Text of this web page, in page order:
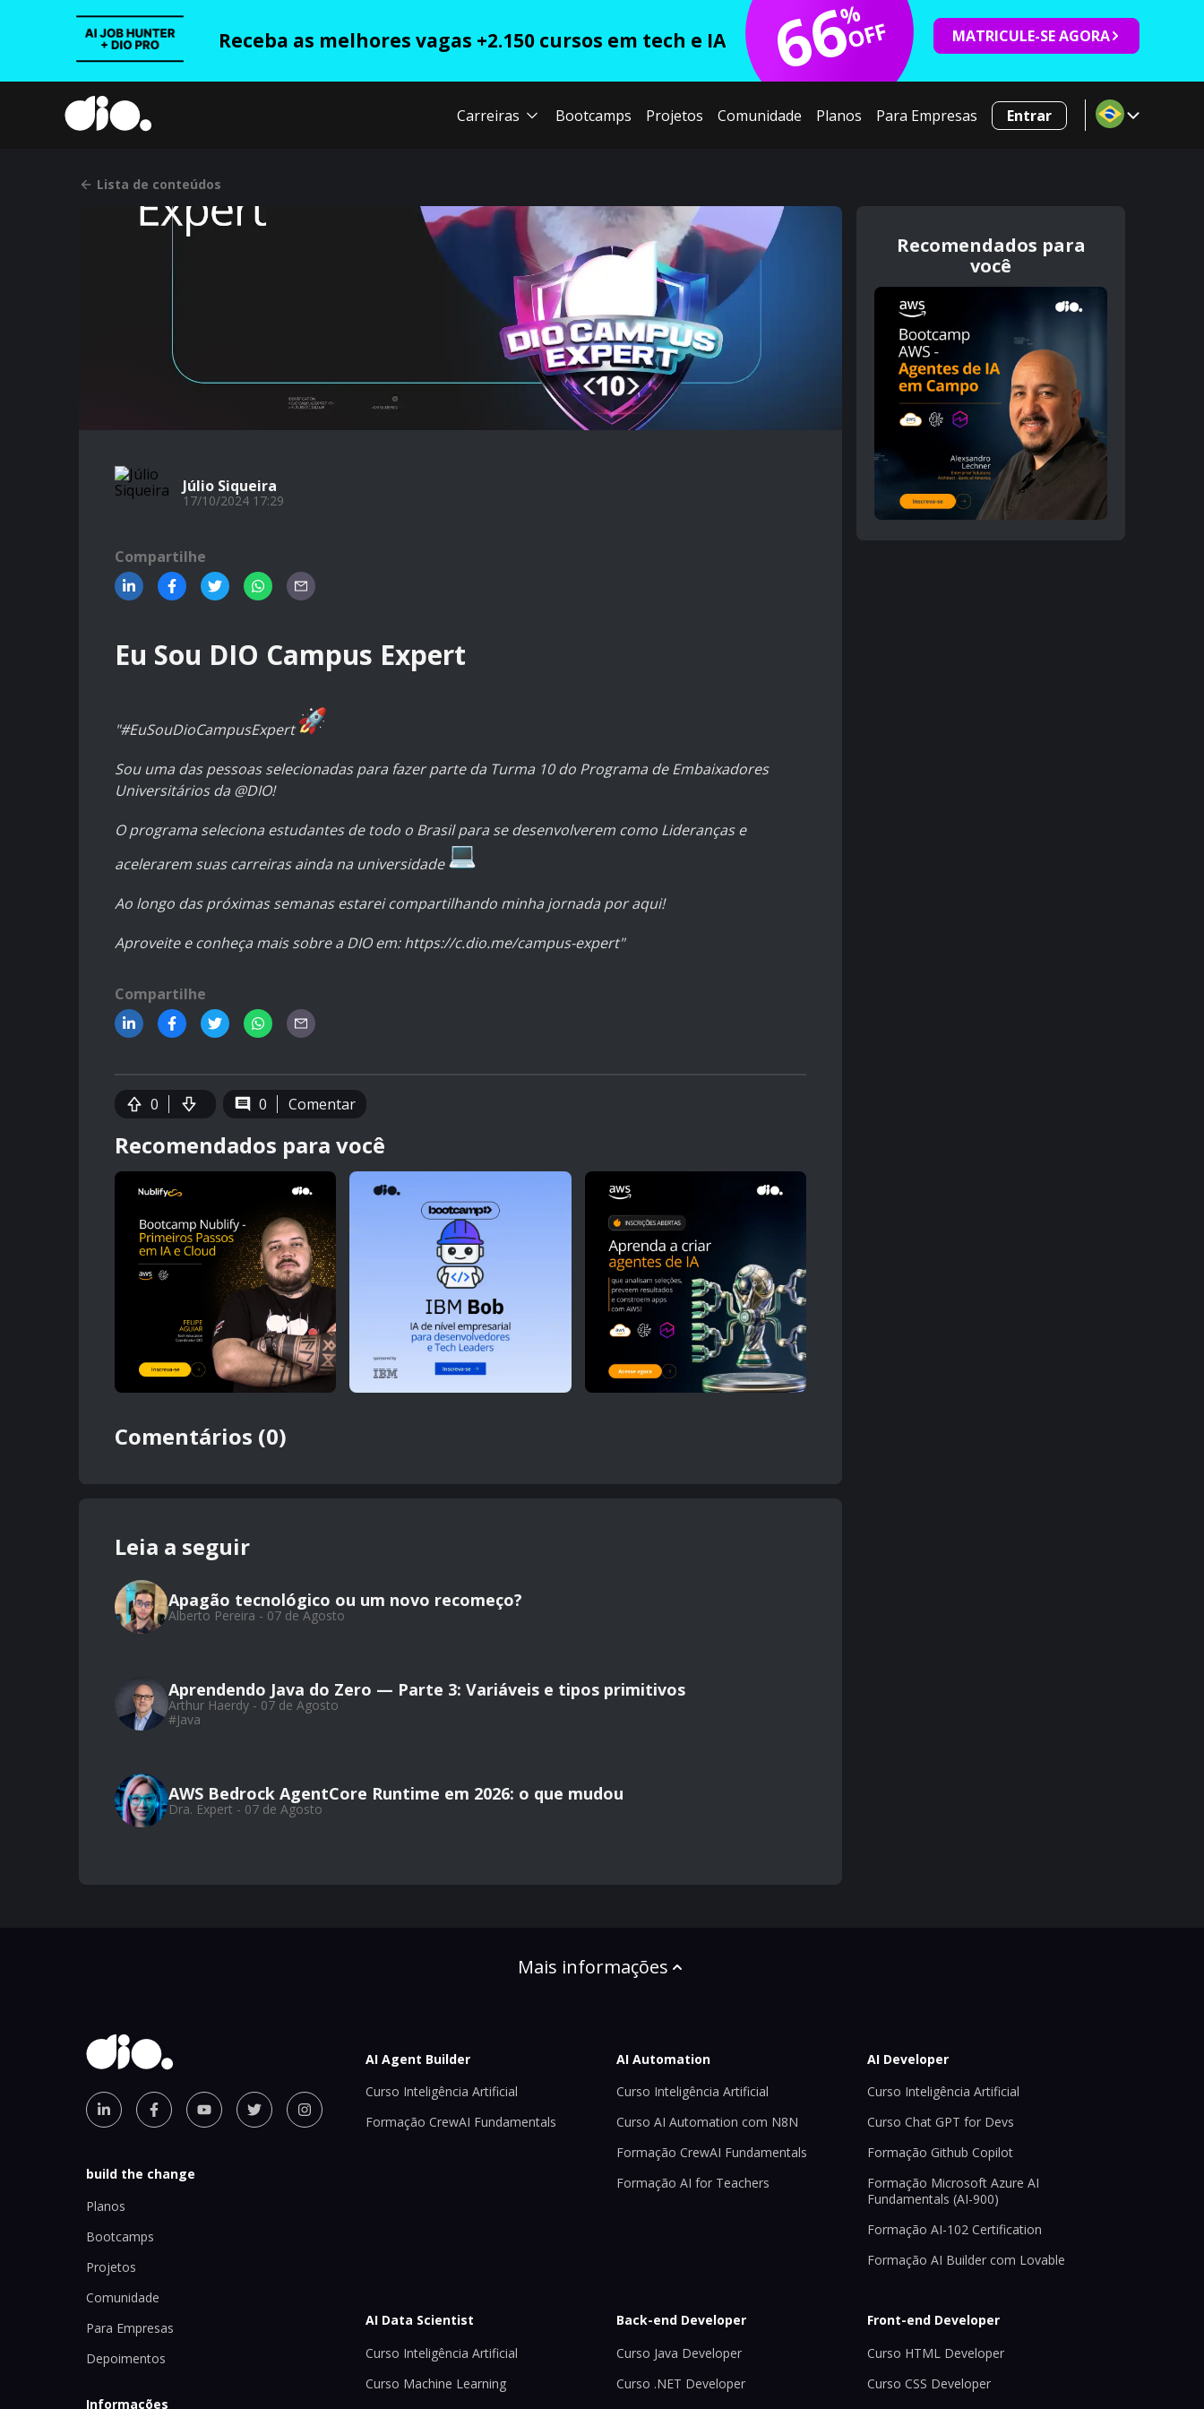
Receba as melhores vagas +2.150 cursos em tech e IA 66
%
OFF MATRICULE-SE AGORA
Carreiras Bootcamps Projetos Comunidade Planos Para Empresas Entrar
Lista de conteúdos
Júlio Siqueira
17/10/2024 17:29
Compartilhe
Eu Sou DIO Campus Expert
"#EuSouDioCampusExpert
Sou uma das pessoas selecionadas para fazer parte da Turma 10 do Programa de Embaixadores
Universitários da @DIO!
O programa seleciona estudantes de todo o Brasil para se desenvolverem como Lideranças e
acelerarem suas carreiras ainda na universidade
Ao longo das próximas semanas estarei compartilhando minha jornada por aqui!
Aproveite e conheça mais sobre a DIO em:https://c.dio.me/campus-expert"
Compartilhe
0 0 Comentar
Recomendados para você
Comentários (0)
Leia a seguir
Apagão tecnológico ou um novo recomeço?
Alberto Pereira - 07 de Agosto
Aprendendo Java do Zero — Parte 3: Variáveis e tipos primitivos
Arthur Haerdy - 07 de Agosto
#Java
AWS Bedrock AgentCore Runtime em 2026: o que mudou
Dra. Expert - 07 de Agosto
Recomendados para
você
Mais informações
build the change
Planos
Bootcamps
Projetos
Comunidade
Para Empresas
Depoimentos
Informações
AI Agent Builder
Curso Inteligência Artificial
Formação CrewAI Fundamentals
AI Automation
Curso Inteligência Artificial
Curso AI Automation com N8N
Formação CrewAI Fundamentals
Formação AI for Teachers
AI Developer
Curso Inteligência Artificial
Curso Chat GPT for Devs
Formação Github Copilot
Formação Microsoft Azure AI
Fundamentals (AI-900)
Formação AI-102 Certification
Formação AI Builder com Lovable
AI Data Scientist
Curso Inteligência Artificial
Curso Machine Learning
Back-end Developer
Curso Java Developer
Curso .NET Developer
Front-end Developer
Curso HTML Developer
Curso CSS Developer